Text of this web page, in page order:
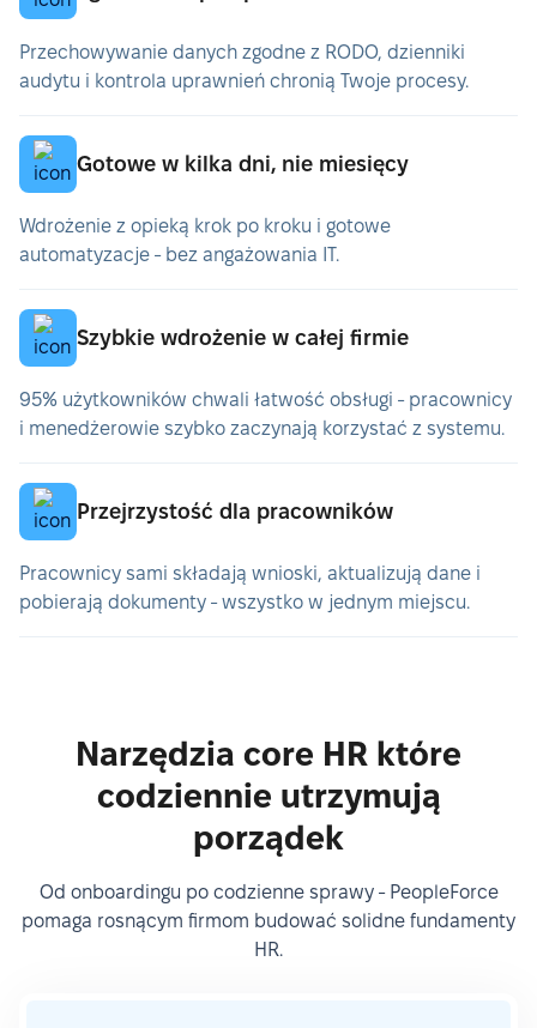
Przechowywanie danych zgodne z RODO, dzienniki
audytu i kontrola uprawnień chronią Twoje procesy.
Gotowe w kilka dni, nie miesięcy
Wdrożenie z opieką krok po kroku i gotowe
automatyzacje - bez angażowania IT.
Szybkie wdrożenie w całej firmie
95% użytkowników chwali łatwość obsługi - pracownicy
i menedżerowie szybko zaczynają korzystać z systemu.
Przejrzystość dla pracowników
Pracownicy sami składają wnioski, aktualizują dane i
pobierają dokumenty - wszystko w jednym miejscu.
Narzędzia core HR które
codziennie utrzymują
porządek
Od onboardingu po codzienne sprawy - PeopleForce
pomaga rosnącym firmom budować solidne fundamenty
HR.